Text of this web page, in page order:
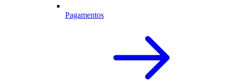
Pagamentos